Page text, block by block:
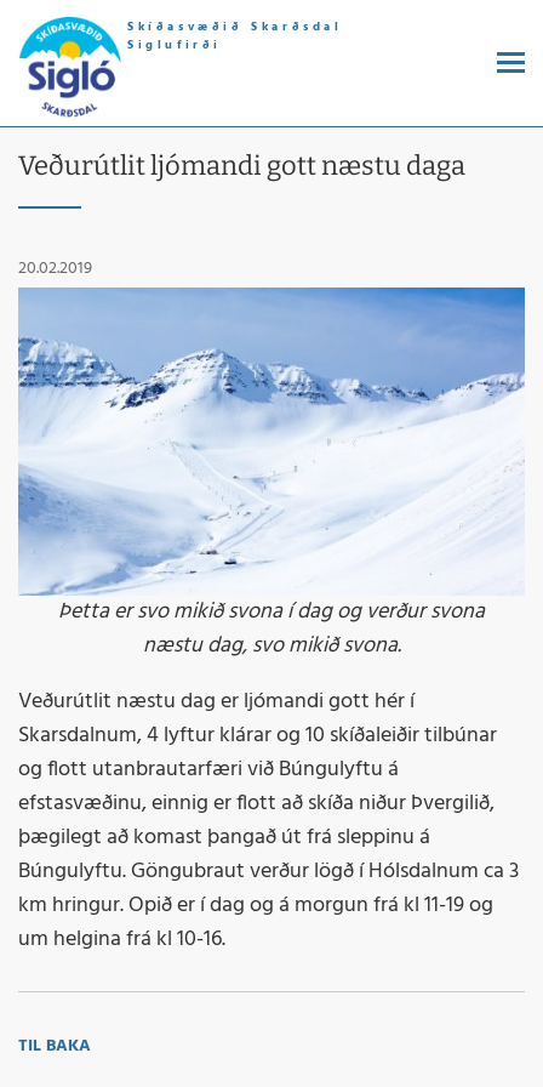
Skíðasvæðið Skarðsdal
Siglufirði
Veðurútlit ljómandi gott næstu daga
20.02.2019
Þetta er svo mikið svona í dag og verður svona
næstu dag, svo mikið svona.
Veðurútlit næstu dag er ljómandi gott hér í
Skarsdalnum, 4 lyftur klárar og 10 skíðaleiðir tilbúnar
og flott utanbrautarfæri við Búngulyftu á
efstasvæðinu, einnig er flott að skíða niður Þvergilið,
þægilegt að komast þangað út frá sleppinu á
Búngulyftu. Göngubraut verður lögð í Hólsdalnum ca 3
km hringur. Opið er í dag og á morgun frá kl 11-19 og
um helgina frá kl 10-16.
TIL BAKA